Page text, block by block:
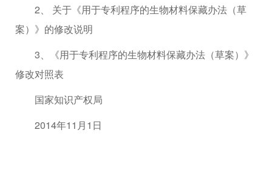
2、 关于《用于专利程序的生物材料保藏办法（草
案）》的修改说明
3、《用于专利程序的生物材料保藏办法（草案）》
修改对照表
国家知识产权局
2014年11月1日